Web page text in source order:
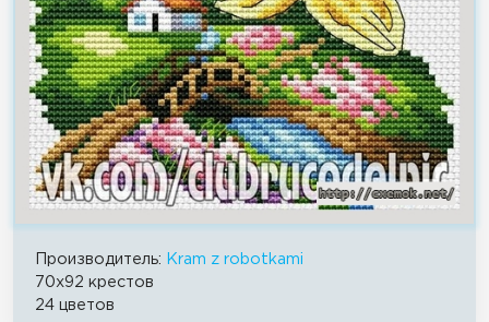
Производитель:
Kram z robotkami
70x92 крестов
24 цветов